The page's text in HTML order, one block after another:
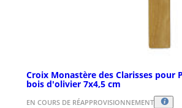
Croix Monastère des Clarisses pour
bois d'olivier 7x4,5 cm
EN COURS DE RÉAPPROVISIONNEMENT